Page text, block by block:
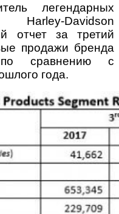
легендарных
Harley-Davidson
отчет за третий
продажи бренда
сравнению с
года.